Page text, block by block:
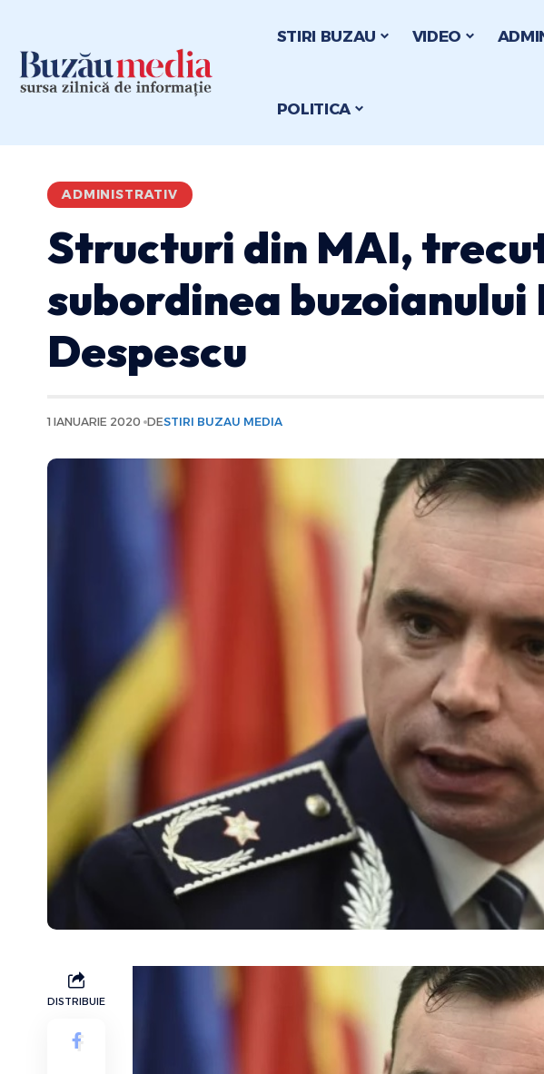
STIRI BUZAU VIDEO
POLITICA
ADMINISTRATIV
Structuri din MAI,
subordinea buzoianului
Despescu
1 IANUARIE 2020 DESTIRI BUZAU MEDIA
DISTRIBUIE